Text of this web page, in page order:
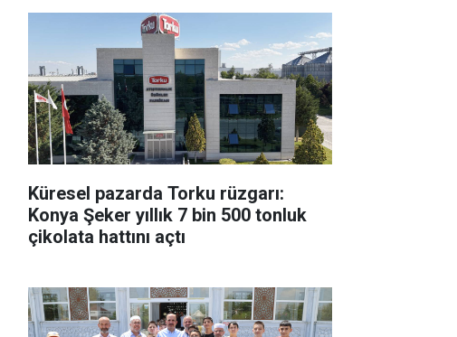
Küresel pazarda Torku rüzgarı:
Konya Şeker yıllık 7 bin 500 tonluk
çikolata hattını açtı